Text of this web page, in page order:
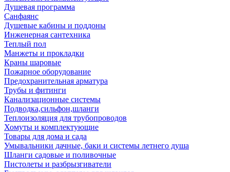
Душевая программа
Санфаянс
Душевые кабины и поддоны
Инженерная сантехника
Теплый пол
Манжеты и прокладки
Краны шаровые
Пожарное оборудование
Предохранительная арматура
Трубы и фитинги
Канализационные системы
Подводка,сильфон,шланги
Теплоизоляция для трубопроводов
Хомуты и комплектующие
Товары для дома и сада
Умывальники дачные, баки и системы летнего душа
Шланги садовые и поливочные
Пистолеты и разбрызгиватели